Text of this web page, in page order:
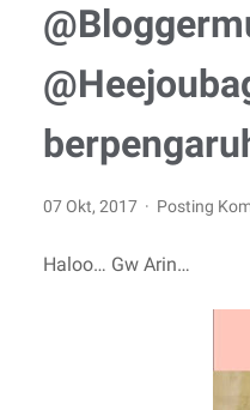
07 Okt, 2017 Posting
Haloo… Gw Arin…